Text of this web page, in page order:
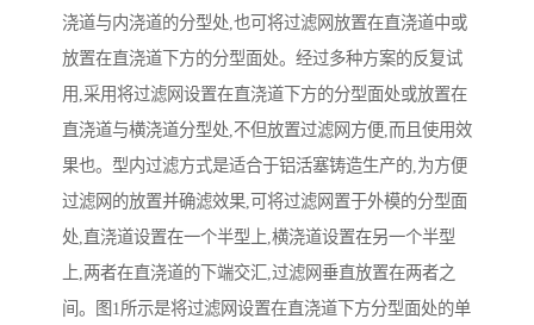
浇道与内浇道的分型处,也可将过滤网放置在直浇道中或
放置在直浇道下方的分型面处。经过多种方案的反复试
用,采用将过滤网设置在直浇道下方的分型面处或放置在
直浇道与横浇道分型处,不但放置过滤网方便,而且使用效
果也。型内过滤方式是适合于铝活塞铸造生产的,为方便
过滤网的放置并确滤效果,可将过滤网置于外模的分型面
处,直浇道设置在一个半型上,横浇道设置在另一个半型
上,两者在直浇道的下端交汇,过滤网垂直放置在两者之
间。图1所示是将过滤网设置在直浇道下方分型面处的单